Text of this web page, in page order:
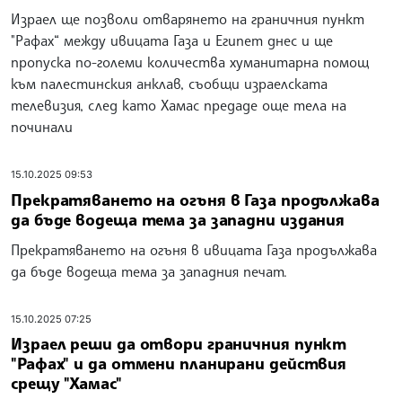
Израел ще позволи отварянето на граничния пункт
"Рафах“ между ивицата Газа и Египет днес и ще
пропуска по-големи количества хуманитарна помощ
към палестинския анклав, съобщи израелската
телевизия, след като Хамас предаде още тела на
починали
15.10.2025 09:53
Прекратяването на огъня в Газа продължава
да бъде водеща тема за западни издания
Прекратяването на огъня в ивицата Газа продължава
да бъде водеща тема за западния печат.
15.10.2025 07:25
Израел реши да отвори граничния пункт
"Рафах" и да отмени планирани действия
срещу "Хамас"